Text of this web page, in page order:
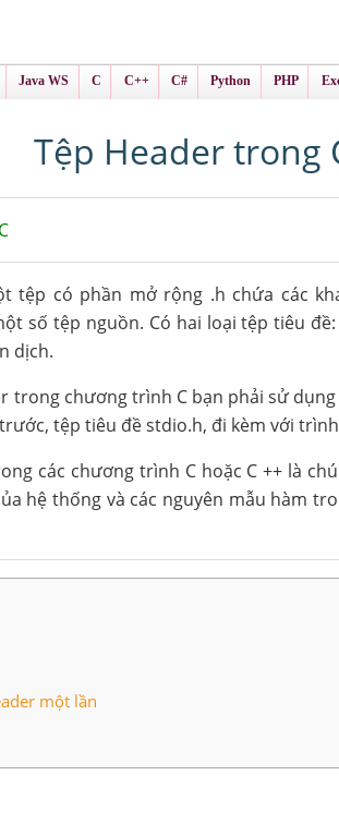
Java WS C C++ C# Python PHP
Tệp Header trong
tệp có phần mở rộng .h chứa các
số tệp nguồn. Có hai loại tệp tiêu
dịch.
trong chương trình C bạn phải sử
tệp tiêu đề stdio.h, đi kèm với
các chương trình C hoặc C ++ là
hệ thống và các nguyên mẫu hàm
một lần